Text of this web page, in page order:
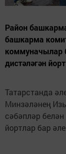
Район
башкарма
коммуначылар
дистәләгән
Татарстанда
Минзәләнең
сәбәпләр
йортлар бар